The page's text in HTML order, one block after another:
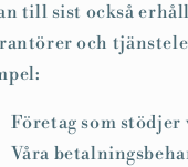
till sist också
och
Företag som
Våra